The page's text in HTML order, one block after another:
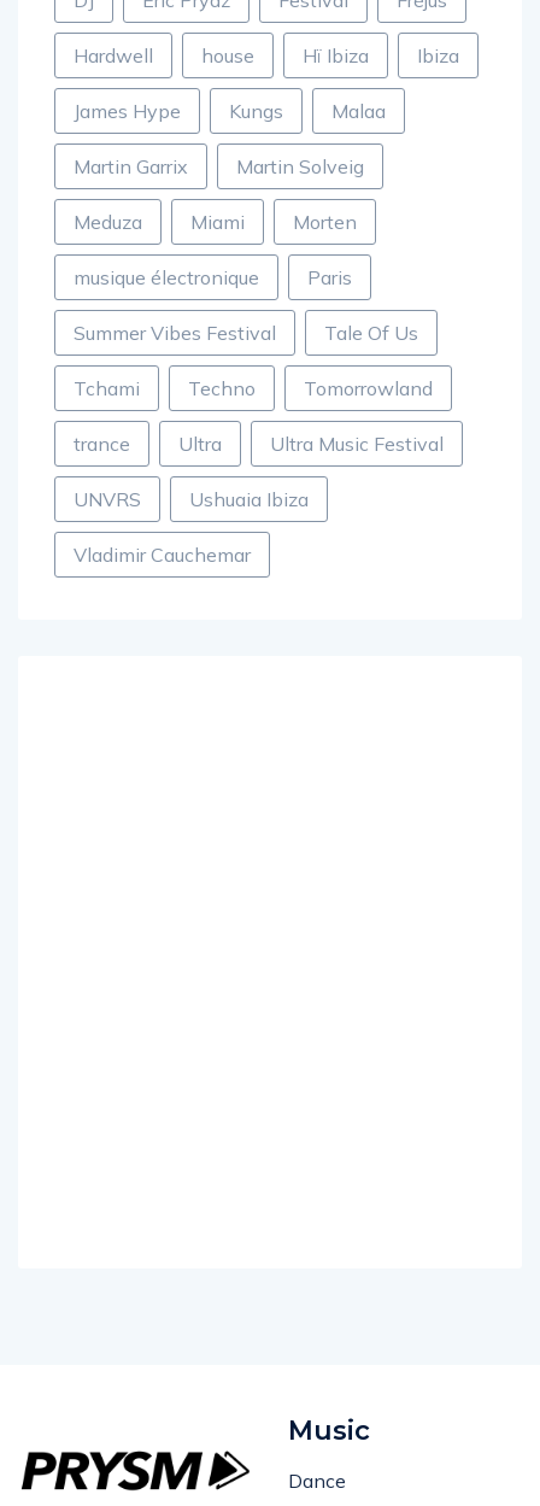
Hardwell house Hï Ibiza Ibiza
James Hype Kungs Malaa
Martin Garrix Martin Solveig
Meduza Miami Morten
musique électronique Paris
Summer Vibes Festival Tale Of Us
Tchami Techno Tomorrowland
trance Ultra Ultra Music Festival
UNVRS Ushuaia Ibiza
Vladimir Cauchemar
Music
Dance